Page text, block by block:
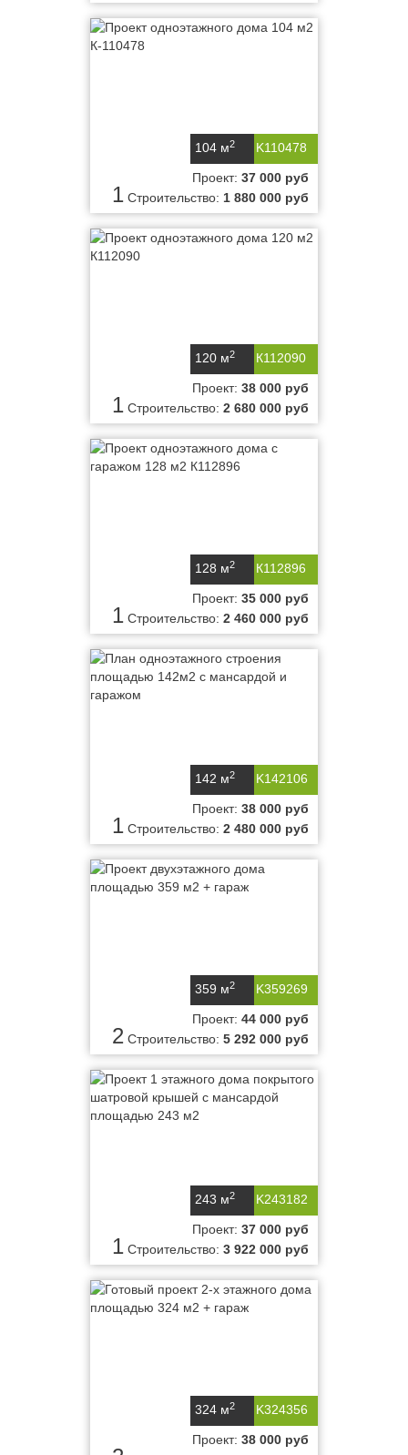
K110478
104 м2
1
Проект: 37 000 руб
Строительство: 1 880 000 руб
К112090
120 м2
1
Проект: 38 000 руб
Строительство: 2 680 000 руб
К112896
128 м2
1
Проект: 35 000 руб
Строительство: 2 460 000 руб
K142106
142 м2
1
Проект: 38 000 руб
Строительство: 2 480 000 руб
K359269
359 м2
2
Проект: 44 000 руб
Строительство: 5 292 000 руб
K243182
243 м2
1
Проект: 37 000 руб
Строительство: 3 922 000 руб
K324356
324 м2
Проект: 38 000 руб